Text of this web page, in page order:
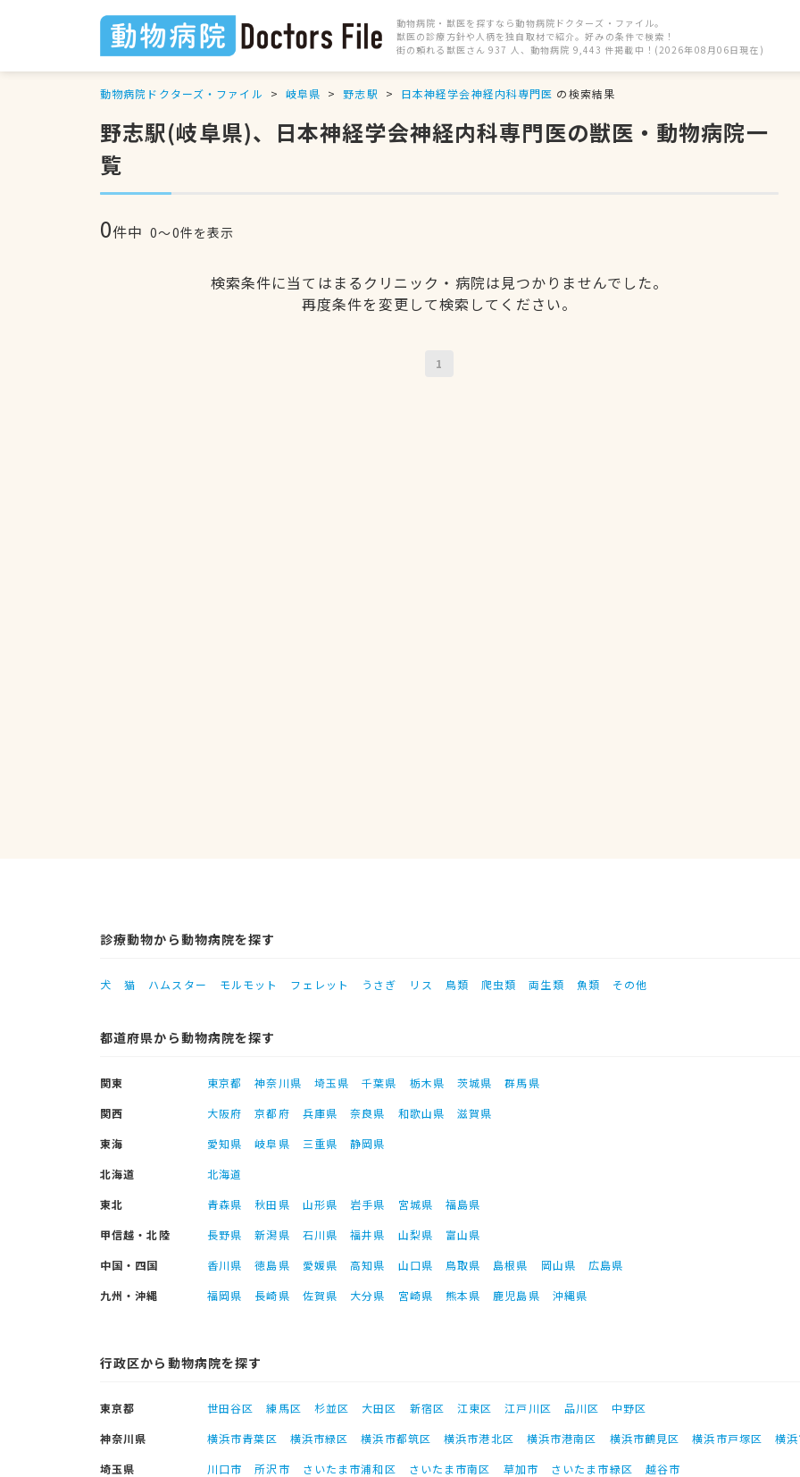
動物病院・獣医を探すなら動物病院ドクターズ・ファイル。
獣医の診療方針や人柄を独自取材で紹介。好みの条件で検索！
街の頼れる獣医さん 937 人、動物病院 9,443 件掲載中！(2026年08月06日現在)
動物病院ドクターズ・ファイル 岐阜県 野志駅 日本神経学会神経内科専門医 の検索結果
野志駅(岐阜県)、日本神経学会神経内科専門医の獣医・動物病院一
覧
0件中 0〜0件を表示
検索条件に当てはまるクリニック・病院は見つかりませんでした。
再度条件を変更して検索してください。
1
診療動物から動物病院を探す
犬 猫 ハムスター モルモット フェレット うさぎ リス 鳥類 爬虫類 両生類 魚類 その他
都道府県から動物病院を探す
関東 東京都 神奈川県 埼玉県 千葉県 栃木県 茨城県
群馬県
関西
大阪府 京都府 兵庫県 奈良県 和歌山県
滋賀県
東海
愛知県 岐阜県 三重県
静岡県
北海道
北海道
東北
青森県 秋田県 山形県 岩手県 宮城県
福島県
甲信越・北陸
長野県 新潟県 石川県 福井県 山梨県
富山県
中国・四国
香川県 徳島県 愛媛県 高知県 山口県 鳥取県 島根県 岡山県
広島県
九州・沖縄
福岡県 長崎県 佐賀県 大分県 宮崎県 熊本県 鹿児島県 沖縄県
行政区から動物病院を探す
東京都 世田谷区 練馬区 杉並区 大田区 新宿区 江東区 江戸川区 品川区
中野区
神奈川県
横浜市青葉区 横浜市緑区 横浜市都筑区 横浜市港北区 横浜市港南区 横浜市鶴見区 横浜市戸塚区
横
埼玉県
川口市 所沢市 さいたま市浦和区 さいたま市南区 草加市 さいたま市緑区
越谷市